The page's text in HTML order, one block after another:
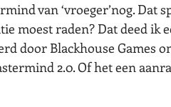
van ‘vroeger’nog. Dat
moest raden? Dat deed ik
door Blackhouse Games
2.0. Of het een